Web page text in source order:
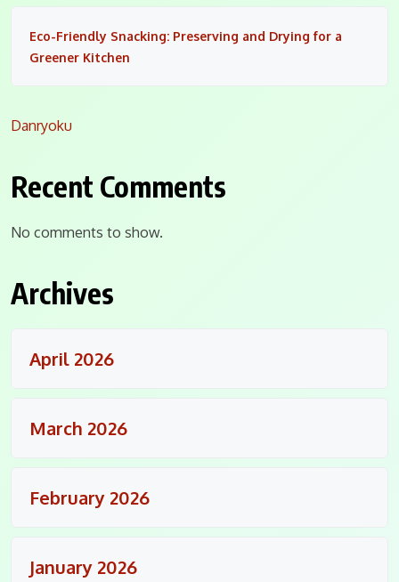
Eco-Friendly Snacking: Preserving and Drying for a
Greener Kitchen
Danryoku
Recent Comments
No comments to show.
Archives
April 2026
March 2026
February 2026
January 2026